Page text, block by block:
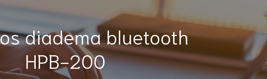
diadema bluetooth
HPB-200